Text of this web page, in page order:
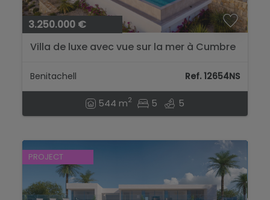
3.250.000 €
Villa de luxe avec vue sur la mer à Cumbre
Benitachell Ref. 12654NS
544 m2 5 5
PROJECT